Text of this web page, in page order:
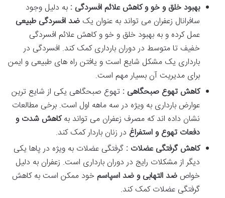
بهبود خلق و خو و کاهش علائم افسردگی : به دلیل وجود
سافرانال زعفران می تواند به عنوان یک ضد افسردگی طبیعی
عمل کرده و به بهبود خلق و خو و کاهش علائم افسردگی
خفیف تا متوسط در دوران بارداری کمک کند. افسردگی در
بارداری یک مشکل شایع است و یافتن راه های طبیعی و ایمن
برای مدیریت آن بسیار مهم است.
کاهش تهوع صبحگاهی : تهوع صبحگاهی یکی از شایع ترین
عوارض بارداری به ویژه در سه ماهه اول است. برخی مطالعات
نشان داده اند که مصرف زعفران می تواند بهکاهش شدت و
دفعات تهوع و استفراغ در زنان باردار کمک کند.
کاهش گرفتگی عضلات : گرفتگی عضلات به ویژه در پاها یکی
دیگر از مشکلات رایج در دوران بارداری است. زعفران به دلیل
خواص ضد التهابی و ضد اسپاسم خود ممکن است به کاهش
گرفتگی عضلات کمک کند.